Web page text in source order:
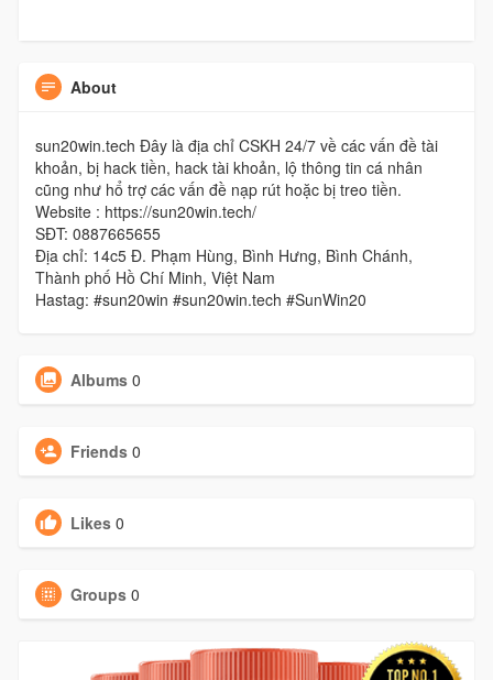
About
sun20win.tech Đây là địa chỉ CSKH 24/7 về các vấn đề tài
khoản, bị hack tiền, hack tài khoản, lộ thông tin cá nhân
cũng như hổ trợ các vấn đề nạp rút hoặc bị treo tiền.
Website : https://sun20win.tech/
SĐT: 0887665655
Địa chỉ: 14c5 Đ. Phạm Hùng, Bình Hưng, Bình Chánh,
Thành phố Hồ Chí Minh, Việt Nam
Hastag: #sun20win #sun20win.tech #SunWin20
Albums 0
Friends 0
Likes 0
Groups 0